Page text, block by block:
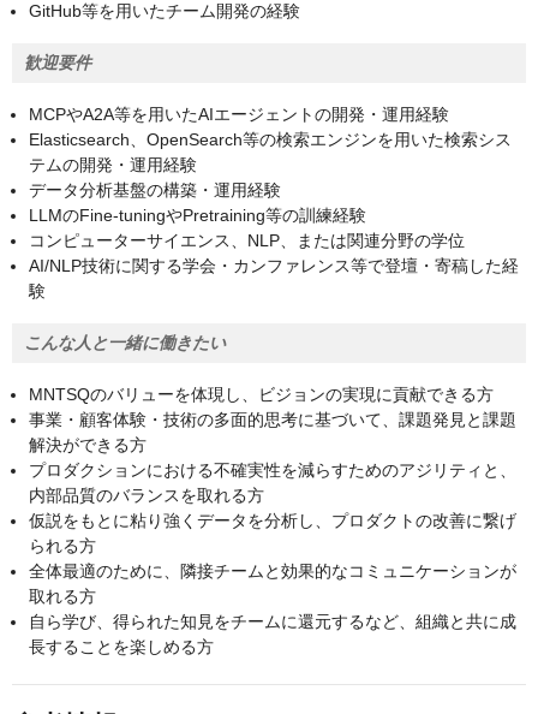
GitHub等を用いたチーム開発の経験
歓迎要件
MCPやA2A等を用いたAIエージェントの開発・運用経験
Elasticsearch、OpenSearch等の検索エンジンを用いた検索シス
テムの開発・運用経験
データ分析基盤の構築・運用経験
LLMのFine-tuningやPretraining等の訓練経験
コンピューターサイエンス、NLP、または関連分野の学位
AI/NLP技術に関する学会・カンファレンス等で登壇・寄稿した経
験
こんな人と一緒に働きたい
MNTSQのバリューを体現し、ビジョンの実現に貢献できる方
事業・顧客体験・技術の多面的思考に基づいて、課題発見と課題
解決ができる方
プロダクションにおける不確実性を減らすためのアジリティと、
内部品質のバランスを取れる方
仮説をもとに粘り強くデータを分析し、プロダクトの改善に繋げ
られる方
全体最適のために、隣接チームと効果的なコミュニケーションが
取れる方
自ら学び、得られた知見をチームに還元するなど、組織と共に成
長することを楽しめる方